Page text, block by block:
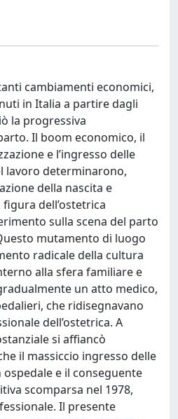
cambiamenti economici,
in Italia a partire dagli
la progressiva
Il boom economico, il
e l’ingresso delle
lavoro determinarono,
della nascita e
dell’ostetrica
sulla scena del parto
mutamento di luogo
radicale della cultura
alla sfera familiare e
un atto medico,
che ridisegnavano
dell’ostetrica. A
si affiancò
il massiccio ingresso delle
e il conseguente
scomparsa nel 1978,
Il presente